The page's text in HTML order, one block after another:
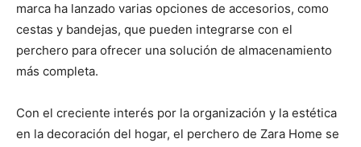
marca ha lanzado varias opciones de accesorios, como
cestas y bandejas, que pueden integrarse con el
perchero para ofrecer una solución de almacenamiento
más completa.
Con el creciente interés por la organización y la estética
en la decoración del hogar, el perchero de Zara Home se